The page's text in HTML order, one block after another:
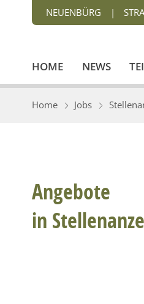
NEUENBÜRG |
HOME NEWS
Home Jobs
Angebote
in